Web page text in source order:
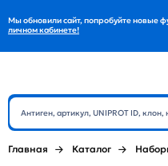
Мы обновили сайт, попробуйте новые
личном кабинете!
Главная Каталог